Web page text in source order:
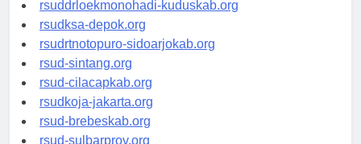
rsuddrloekmonohadi-kuduskab.org
rsudksa-depok.org
rsudrtnotopuro-sidoarjokab.org
rsud-sintang.org
rsud-cilacapkab.org
rsudkoja-jakarta.org
rsud-brebeskab.org